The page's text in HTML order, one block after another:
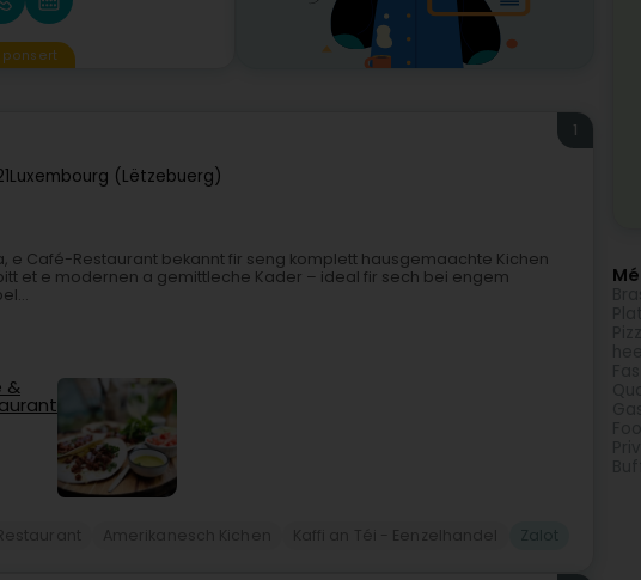
Luxembourg (Lëtzebuerg)
1
e Café-Restaurant bekannt fir seng komplett hausgemaachte Kichen
et e modernen a gemittleche Kader – ideal fir sech bei engem